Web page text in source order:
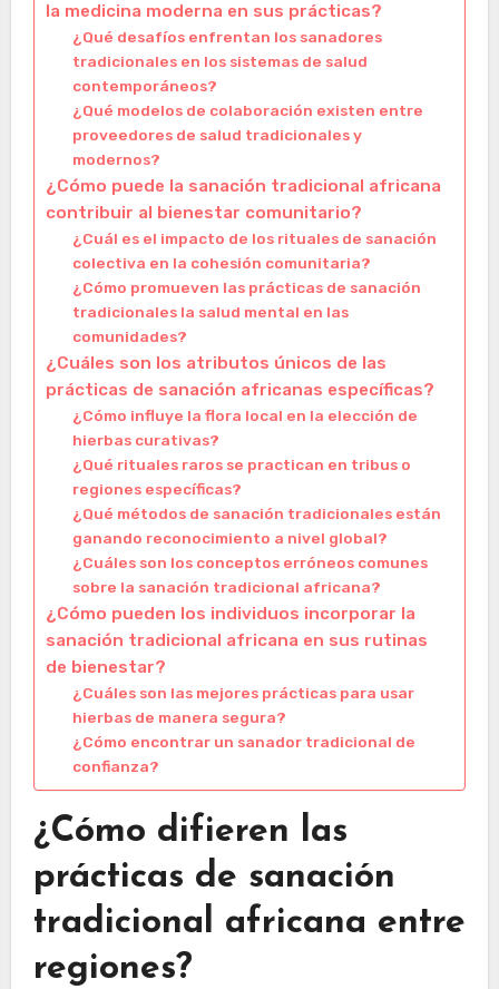
la medicina moderna en sus prácticas?
¿Qué desafíos enfrentan los sanadores
tradicionales en los sistemas de salud
contemporáneos?
¿Qué modelos de colaboración existen entre
proveedores de salud tradicionales y
modernos?
¿Cómo puede la sanación tradicional africana
contribuir al bienestar comunitario?
¿Cuál es el impacto de los rituales de sanación
colectiva en la cohesión comunitaria?
¿Cómo promueven las prácticas de sanación
tradicionales la salud mental en las
comunidades?
¿Cuáles son los atributos únicos de las
prácticas de sanación africanas específicas?
¿Cómo influye la flora local en la elección de
hierbas curativas?
¿Qué rituales raros se practican en tribus o
regiones específicas?
¿Qué métodos de sanación tradicionales están
ganando reconocimiento a nivel global?
¿Cuáles son los conceptos erróneos comunes
sobre la sanación tradicional africana?
¿Cómo pueden los individuos incorporar la
sanación tradicional africana en sus rutinas
de bienestar?
¿Cuáles son las mejores prácticas para usar
hierbas de manera segura?
¿Cómo encontrar un sanador tradicional de
confianza?
¿Cómo difieren las
prácticas de sanación
tradicional africana entre
regiones?